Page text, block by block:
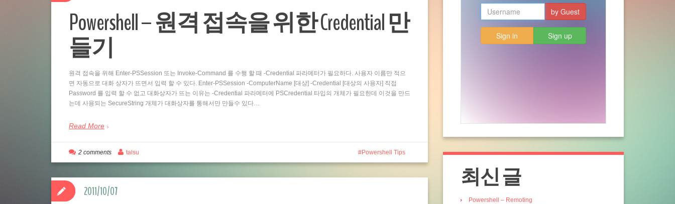
Powershell – 원격 접속을 위한 Credential 만
들기
원격 접속을 위해 Enter-PSSession 또는 Invoke-Command 를 수행 할 때 -Credential 파라메터가 필요하다. 사용자 이름만 적으
면 자동으로 대화 상자가 뜨면서 입력 할 수 있다. Enter-PSSession -ComputerName [대상] -Credential [대상의 사용자] 직접
Password 를 입력 할 수 없고 대화상자가 뜨는 이유는 -Credential 파라메터에 PSCredential 타입의 개체가 필요한데 이것을 만드
는데 사용되는 SecureString 개체가 대화상자를 통해서만 만들수 있다…
Read More
Powershell Tips
2 comments talsu
2011/10/07
최신 글
Powershell – Remoting